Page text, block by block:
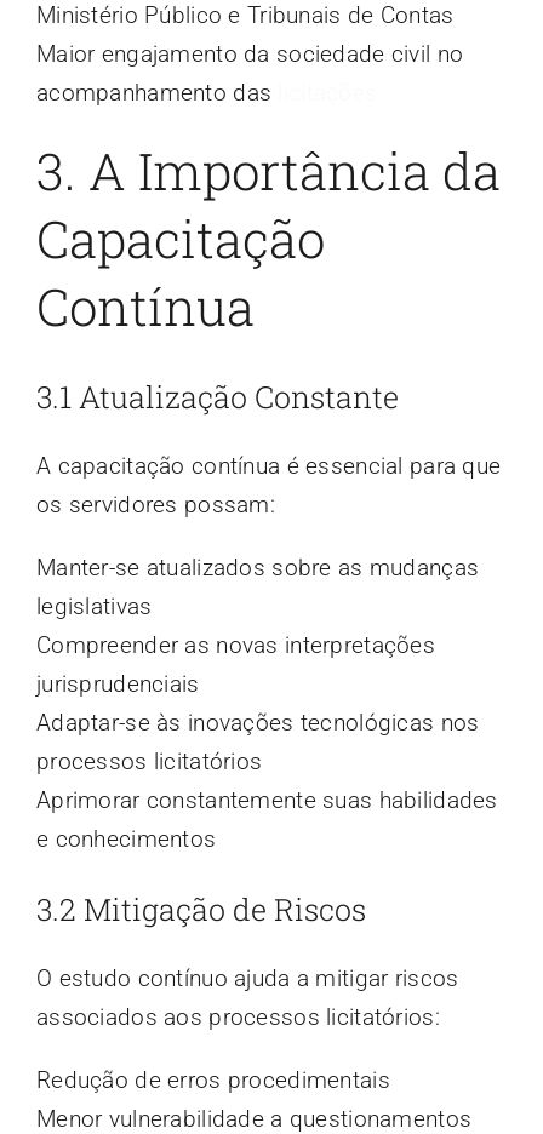
Ministério Público e Tribunais de Contas
Maior engajamento da sociedade civil no
acompanhamento das
3. A Importância da
Capacitação
Contínua
3.1 Atualização Constante
A capacitação contínua é essencial para que
os servidores possam:
Manter-se atualizados sobre as mudanças
legislativas
Compreender as novas interpretações
jurisprudenciais
Adaptar-se às inovações tecnológicas nos
processos licitatórios
Aprimorar constantemente suas habilidades
e conhecimentos
3.2 Mitigação de Riscos
O estudo contínuo ajuda a mitigar riscos
associados aos processos licitatórios:
Redução de erros procedimentais
Menor vulnerabilidade a questionamentos